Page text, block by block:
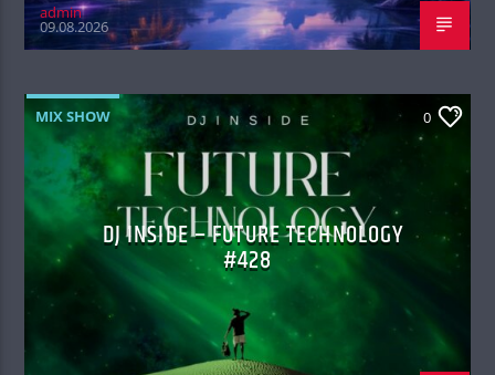
admin
09.08.2026
MIX SHOW 0
DJ INSIDE – FUTURE TECHNOLOGY
#428